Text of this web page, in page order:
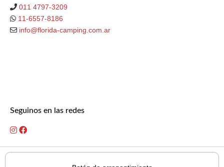
011 4797-3209
11-6557-8186
info@florida-camping.com.ar
Seguinos en las redes